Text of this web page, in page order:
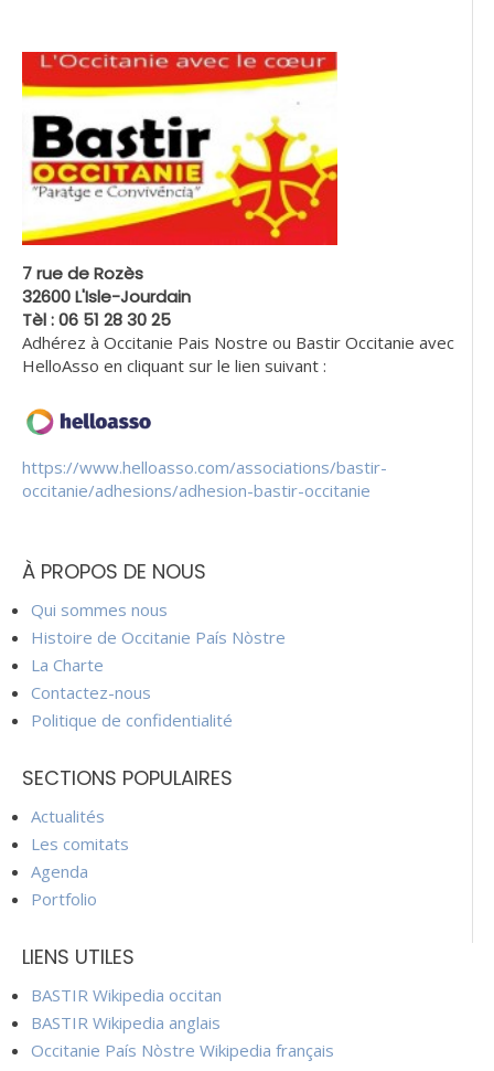
7 rue de Rozès
32600 L'Isle-Jourdain
Tèl : 06 51 28 30 25
Adhérez à Occitanie Pais Nostre ou Bastir Occitanie avec
HelloAsso en cliquant sur le lien suivant :
https://www.helloasso.com/associations/bastir-
occitanie/adhesions/adhesion-bastir-occitanie
À PROPOS DE NOUS
Qui sommes nous
Histoire de Occitanie País Nòstre
La Charte
Contactez-nous
Politique de confidentialité
SECTIONS POPULAIRES
Actualités
Les comitats
Agenda
Portfolio
LIENS UTILES
BASTIR Wikipedia occitan
BASTIR Wikipedia anglais
Occitanie País Nòstre Wikipedia français